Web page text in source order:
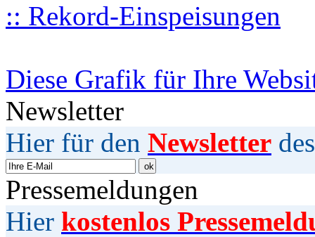
:: Rekord-Einspeisungen
Diese Grafik für Ihre
Newsletter
Hier für den Newsletter
Pressemeldungen
Hier kostenlos